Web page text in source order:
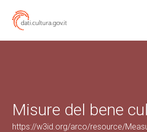
Misure del bene
https://w3id.org/arco/resource/